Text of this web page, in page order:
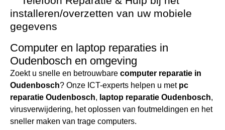
installeren/overzetten van uw mobiele
gegevens
Computer en laptop reparaties in
Oudenbosch en omgeving
Zoekt u snelle en betrouwbare computer reparatie in
Oudenbosch? Onze ICT-experts helpen u met pc
reparatie Oudenbosch, laptop reparatie Oudenbosch,
virusverwijdering, het oplossen van foutmeldingen en het
sneller maken van trage computers.